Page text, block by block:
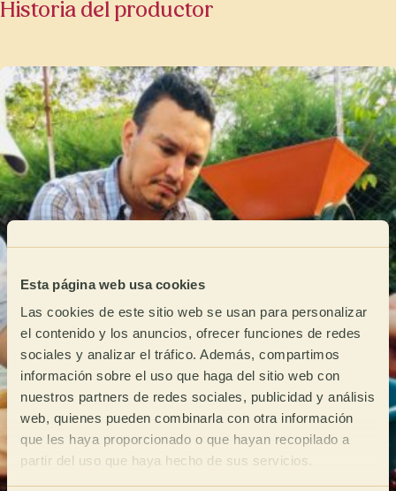
Esta página web usa cookies
Las cookies de este sitio web se usan para personalizar
el contenido y los anuncios, ofrecer funciones de redes
sociales y analizar el tráfico. Además, compartimos
información sobre el uso que haga del sitio web con
nuestros partners de redes sociales, publicidad y análisis
web, quienes pueden combinarla con otra información
que les haya proporcionado o que hayan recopilado a
partir del uso que haya hecho de sus servicios.
Historia del productor